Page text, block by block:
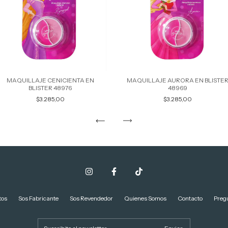
MAQUILLAJE CENICIENTA EN
BLISTER 48976
$3.285,00
MAQUILLAJE AURORA EN BLISTER
48969
$3.285,00
Sos Fabricante Sos Revendedor Quienes Somos Contacto